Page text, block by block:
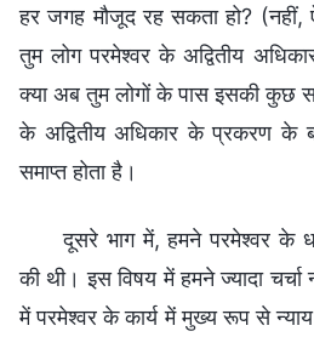
हर जगह मौजूद रह सकता हो? (नहीं,
तुम लोग परमेश्वर के अद्वितीय
क्या अब तुम लोगों के पास इसकी कुछ
के अद्वितीय अधिकार के प्रकरण के
समाप्त होता है।
दूसरे भाग में, हमने परमेश्वर के
की थी। इस विषय में हमने ज्यादा
में परमेश्वर के कार्य में मुख्य रूप से